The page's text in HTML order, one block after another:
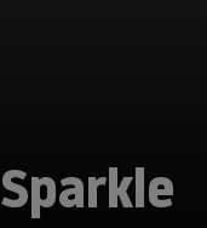
Sparkle